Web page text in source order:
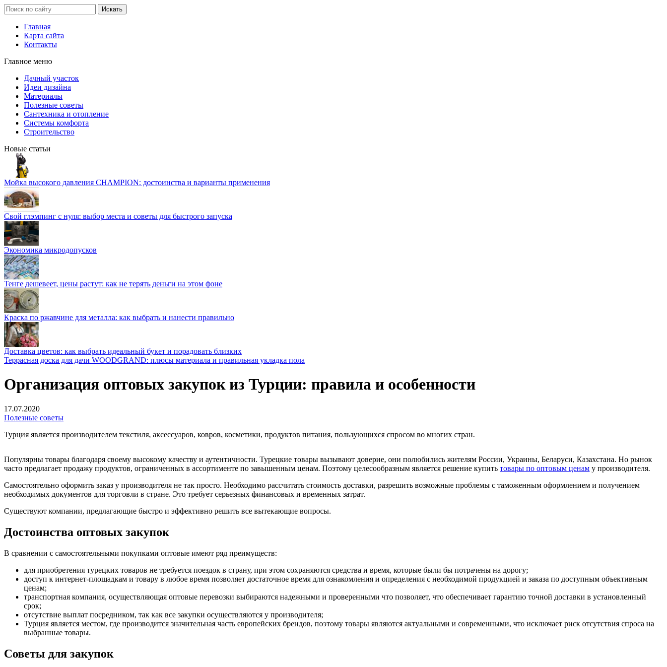
Главная
Карта сайта
Контакты
Главное меню
Дачный участок
Идеи дизайна
Материалы
Полезные советы
Сантехника и отопление
Системы комфорта
Строительство
Новые статьи
Мойка высокого давления CHAMPION: достоинства и варианты применения
Свой глэмпинг с нуля: выбор места и советы для быстрого запуска
Экономика микродопусков
Тенге дешевеет, цены растут: как не терять деньги на этом фоне
Краска по ржавчине для металла: как выбрать и нанести правильно
Доставка цветов: как выбрать идеальный букет и порадовать близких
Террасная доска для дачи WOODGRAND: плюсы материала и правильная укладка пола
Организация оптовых закупок из Турции: правила и особенности
17.07.2020
Полезные советы
Турция является производителем текстиля, аксессуаров, ковров, косметики, продуктов питания, пользующихся спросом во многих стран.
Популярны товары благодаря своему высокому качеству и аутентичности. Турецкие товары вызывают доверие, они полюбились жителям России, Украины, Беларуси, Казахстана. Но рынок
часто предлагает продажу продуктов, ограниченных в ассортименте по завышенным ценам. Поэтому целесообразным является решение купить товары по оптовым ценам у производителя.
Самостоятельно оформить заказ у производителя не так просто. Необходимо рассчитать стоимость доставки, разрешить возможные проблемы с таможенным оформлением и получением
необходимых документов для торговли в стране. Это требует серьезных финансовых и временных затрат.
Существуют компании, предлагающие быстро и эффективно решить все вытекающие вопросы.
Достоинства оптовых закупок
В сравнении с самостоятельными покупками оптовые имеют ряд преимуществ:
для приобретения турецких товаров не требуется поездок в страну, при этом сохраняются средства и время, которые были бы потрачены на дорогу;
доступ к интернет-площадкам и товару в любое время позволяет достаточное время для ознакомления и определения с необходимой продукцией и заказа по доступным объективным
ценам;
транспортная компания, осуществляющая оптовые перевозки выбираются надежными и проверенными что позволяет, что обеспечивает гарантию точной доставки в установленный
срок;
отсутствие выплат посредником, так как все закупки осуществляются у производителя;
Турция является местом, где производится значительная часть европейских брендов, поэтому товары являются актуальными и современными, что исключает риск отсутствия спроса на
выбранные товары.
Советы для закупок